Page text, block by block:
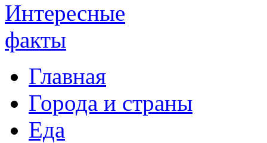
Главная
Города и страны
Еда